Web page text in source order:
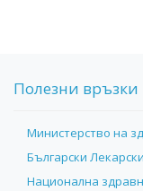
Полезни връзки
Министерство на
Български
Национална